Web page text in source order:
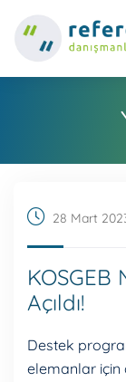
28 Mart
Açıldı!
Destek
elemanlar için